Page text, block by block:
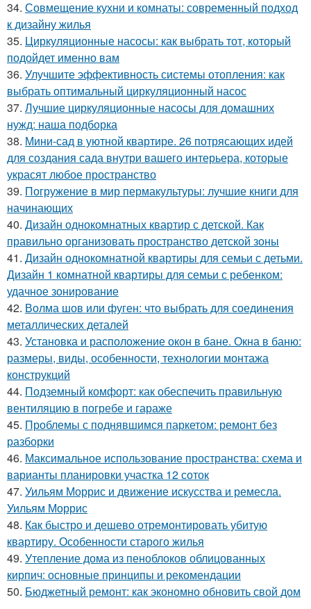
34. Совмещение кухни и комнаты: современный подход
к дизайну жилья
35. Циркуляционные насосы: как выбрать тот, который
подойдет именно вам
36. Улучшите эффективность системы отопления: как
выбрать оптимальный циркуляционный насос
37. Лучшие циркуляционные насосы для домашних
нужд: наша подборка
38. Мини-сад в уютной квартире. 26 потрясающих идей
для создания сада внутри вашего интерьера, которые
украсят любое пространство
39. Погружение в мир пермакультуры: лучшие книги для
начинающих
40. Дизайн однокомнатных квартир с детской. Как
правильно организовать пространство детской зоны
41. Дизайн однокомнатной квартиры для семьи с детьми.
Дизайн 1 комнатной квартиры для семьи с ребенком:
удачное зонирование
42. Волма шов или фуген: что выбрать для соединения
металлических деталей
43. Установка и расположение окон в бане. Окна в баню:
размеры, виды, особенности, технологии монтажа
конструкций
44. Подземный комфорт: как обеспечить правильную
вентиляцию в погребе и гараже
45. Проблемы с поднявшимся паркетом: ремонт без
разборки
46. Максимальное использование пространства: схема и
варианты планировки участка 12 соток
47. Уильям Моррис и движение искусства и ремесла.
Уильям Моррис
48. Как быстро и дешево отремонтировать убитую
квартиру. Особенности старого жилья
49. Утепление дома из пеноблоков облицованных
кирпич: основные принципы и рекомендации
50. Бюджетный ремонт: как экономно обновить свой дом